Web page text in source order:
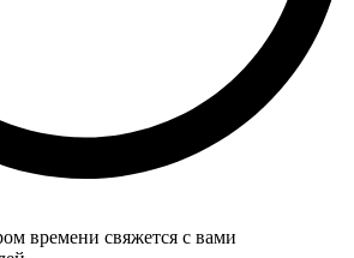
времени свяжется с вами